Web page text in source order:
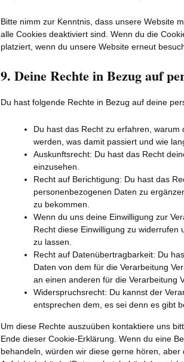
Bitte nimm zur Kenntnis, dass unsere Website
alle Cookies deaktiviert sind. Wenn du die
platziert, wenn du unsere Website erneut
9. Deine Rechte in Bezug auf
Du hast folgende Rechte in Bezug auf deine
Du hast das Recht zu erfahren,
werden, was damit passiert und wie
Auskunftsrecht: Du hast das Recht
einzusehen.
Recht auf Berichtigung: Du hast das
personenbezogenen Daten zu
zu bekommen.
Wenn du uns deine Einwilligung zur
Recht diese Einwilligung zu
zu lassen.
Recht auf Datenübertragbarkeit: Du
Daten von dem für die Verarbeitung
an einen anderen für die Verarbeitung
Widerspruchsrecht: Du kannst der
entsprechen dem, es sei denn es gibt
Um diese Rechte auszuüben kontaktiere uns
Ende dieser Cookie-Erklärung. Wenn du eine
behandeln, würden wir diese gerne hören,